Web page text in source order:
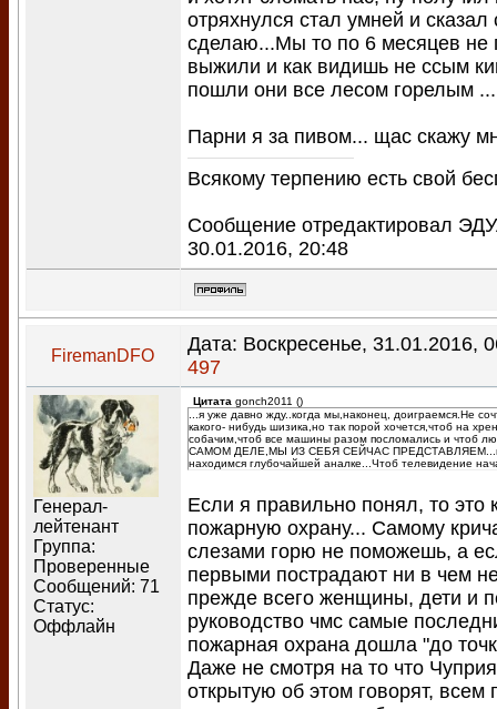
отряхнулся стал умней и сказал
сделаю...Мы то по 6 месяцев не
выжили и как видишь не ссым
пошли они все лесом горелым
Парни я за пивом... щас скажу
Всякому терпению есть свой
Сообщение отредактировал
30.01.2016, 20:48
FiremanDFO
Дата: Воскресенье, 31.01.2016,
497
Генерал-
лейтенант
Группа:
Проверенные
Сообщений: 71
Статус:
Оффлайн
Цитата gonch2011 ()
...я уже давно жду..когда мы,наконец, доиграемся.Не
какого- нибудь шизика,но так порой хочется,чтоб на
собачим,чтоб все машины разом посломались и чтоб
САМОМ ДЕЛЕ,МЫ ИЗ СЕБЯ СЕЙЧАС ПРЕДСТАВЛЯЕМ...в
находимся глубочайшей аналке...Чтоб телевидение
Если я правильно понял, то это
пожарную охрану... Самому
слезами горю не поможешь, а
первыми пострадают ни в чем
прежде всего женщины, дети и
руководство чмс самые
пожарная охрана дошла "до
Даже не смотря на то что
открытую об этом говорят, всем